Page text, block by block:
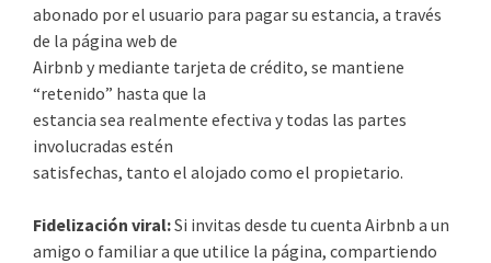
abonado por el usuario para pagar su estancia, a través
de la página web de
Airbnb y mediante tarjeta de crédito, se mantiene
“retenido” hasta que la
estancia sea realmente efectiva y todas las partes
involucradas estén
satisfechas, tanto el alojado como el propietario.
Fidelización viral:Si invitas desde tu cuenta Airbnb a un
amigo o familiar a que utilice la página, compartiendo